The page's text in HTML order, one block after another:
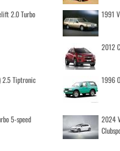
2.0 Turbo
1991
2012
2.5 Tiptronic 1996
5-speed
2024